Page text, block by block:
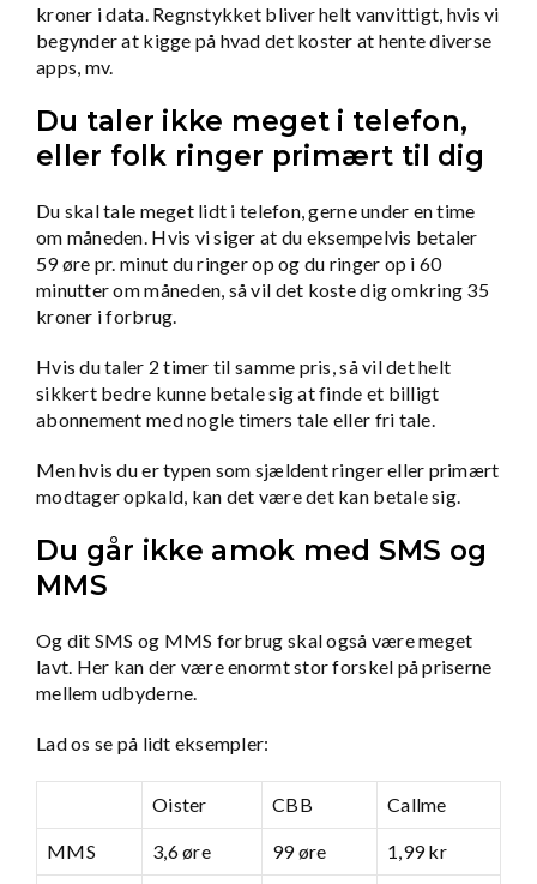
kroner i data. Regnstykket bliver helt vanvittigt, hvis vi
begynder at kigge på hvad det koster at hente diverse
apps, mv.
Du taler ikke meget i telefon,
eller folk ringer primært til dig
Du skal tale meget lidt i telefon, gerne under en time
om måneden. Hvis vi siger at du eksempelvis betaler
59 øre pr. minut du ringer op og du ringer op i 60
minutter om måneden, så vil det koste dig omkring 35
kroner i forbrug.
Hvis du taler 2 timer til samme pris, så vil det helt
sikkert bedre kunne betale sig at finde et billigt
abonnement med nogle timers tale eller fri tale.
Men hvis du er typen som sjældent ringer eller primært
modtager opkald, kan det være det kan betale sig.
Du går ikke amok med SMS og
MMS
Og dit SMS og MMS forbrug skal også være meget
lavt. Her kan der være enormt stor forskel på priserne
mellem udbyderne.
Lad os se på lidt eksempler:
Oister CBB Callme
MMS 3,6 øre 99 øre 1,99 kr